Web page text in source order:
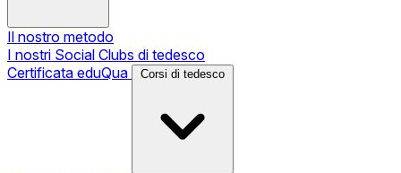
Il nostro metodo
I nostri Social Clubs di tedesco
Certificata eduQua
Corsi di tedesco